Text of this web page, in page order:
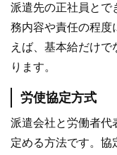
派遣先の正社員とで
務内容や責任の程度
えば、基本給だけ
ります。
労使協定方式
派遣会社と労働者代
定める方法です。協